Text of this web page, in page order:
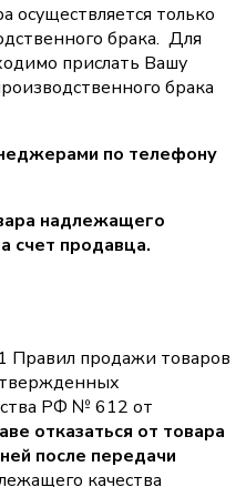
осуществляется только
брака. Для
прислать Вашу
брака
по телефону
надлежащего
счет продавца.
Правил продажи товаров
РФ № 612 от
отказаться от товара
после передачи
качества